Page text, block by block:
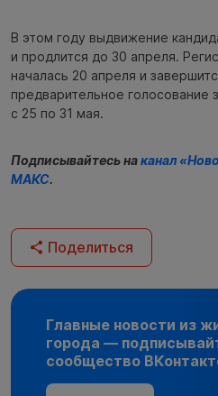
В этом году выдвижение
и продлится до 30 апреля.
началась 20 апреля и
предварительное голосование
с 25 по 31 мая.
Подписывайтесь наканал
МАКС.
Поделиться
Главные новости из
города —
сообщество